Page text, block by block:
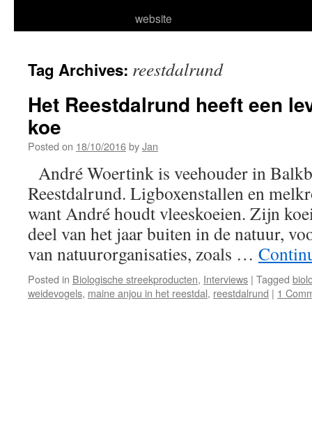
website
Tag Archives: reestdalrund
Het Reestdalrund heeft een
koe
Posted on 18/10/2016byJan
André Woertink is veehouder in
Reestdalrund. Ligboxenstallen en
want André houdt vleeskoeien. Zijn
deel van het jaar buiten in de natuur,
van natuurorganisaties, zoals …
Posted in Biologische streekproducten, Interviews | Tagged
weidevogels, maine anjou in het reestdal, reestdalrund | 1